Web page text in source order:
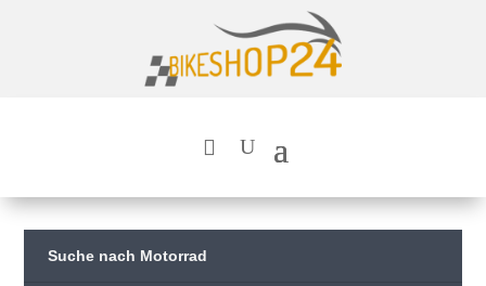
Suche nach Motorrad